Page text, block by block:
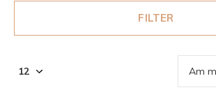
FILTER